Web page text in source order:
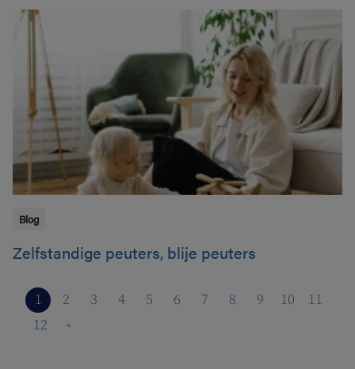
Blog
Zelfstandige peuters, blije peuters
1 2 3 4 5 6 7 8 9 10
11
12